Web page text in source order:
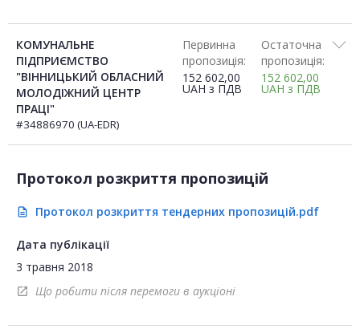
КОМУНАЛЬНЕ
ПІДПРИЄМСТВО
"ВІННИЦЬКИЙ ОБЛАСНИЙ
МОЛОДІЖНИЙ ЦЕНТР
ПРАЦІ"
#34886970 (UA-EDR)
Первинна
пропозиція:
152 602,00
UAH з ПДВ
Остаточна
пропозиція:
152 602,00
UAH з ПДВ
Протокол розкриття пропозицій
description Протокол розкриття тендерних пропозицій.pdf
Дата публікації
3 травня 2018
open_in_new Що робити після перемоги в аукціоні